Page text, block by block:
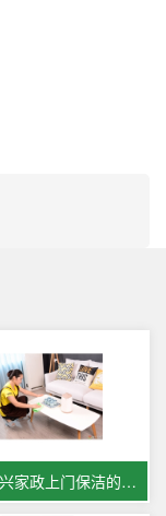
麻城康乐兴家政上门保洁的案例